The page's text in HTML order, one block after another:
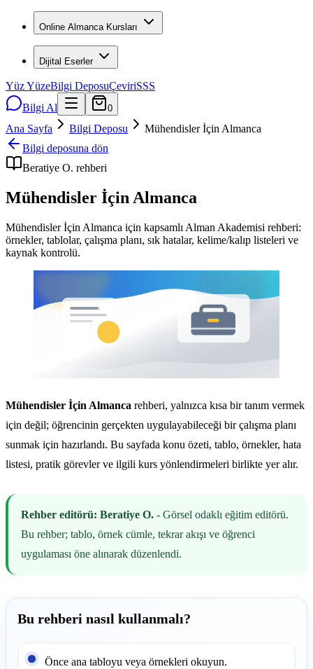
Online Almanca Kursları
Dijital Eserler
Yüz YüzeBilgi DeposuÇeviriSSS
Bilgi Al
0
Ana Sayfa Bilgi Deposu
Mühendisler İçin Almanca
Bilgi deposuna dön
Beratiye O. rehberi
Mühendisler İçin Almanca
Mühendisler İçin Almanca için kapsamlı Alman Akademisi rehberi:
örnekler, tablolar, çalışma planı, sık hatalar, kelime/kalıp listeleri ve
kaynak kontrolü.
Mühendisler İçin Almanca rehberi, yalnızca kısa bir tanım vermek
için değil; öğrencinin gerçekten uygulayabileceği bir çalışma planı
sunmak için hazırlandı. Bu sayfada konu özeti, tablo, örnekler, hata
listesi, pratik görevler ve ilgili kurs yönlendirmeleri birlikte yer alır.
Rehber editörü: Beratiye O. - Görsel odaklı eğitim editörü.
Bu rehber; tablo, örnek cümle, tekrar akışı ve öğrenci
uygulaması öne alınarak düzenlendi.
Bu rehberi nasıl kullanmalı?
Önce ana tabloyu veya örnekleri okuyun.